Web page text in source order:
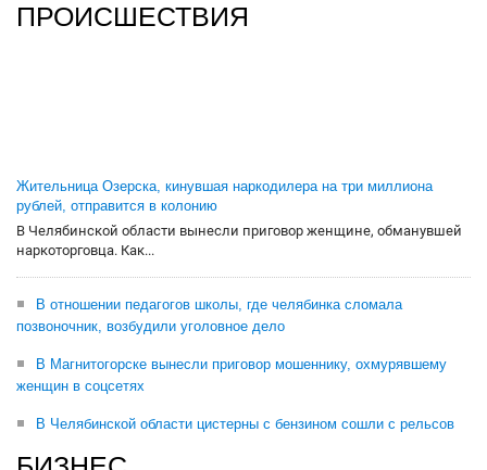
ПРОИСШЕСТВИЯ
Жительница Озерска, кинувшая наркодилера на три миллиона
рублей, отправится в колонию
В Челябинской области вынесли приговор женщине, обманувшей
наркоторговца. Как...
В отношении педагогов школы, где челябинка сломала
позвоночник, возбудили уголовное дело
В Магнитогорске вынесли приговор мошеннику, охмурявшему
женщин в соцсетях
В Челябинской области цистерны с бензином сошли с рельсов